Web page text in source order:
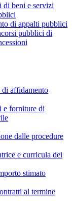
di beni e servizi
di appalti pubblici
pubblici di
affidamento
e forniture di
dalle procedure
e curricula dei
stimato
al termine